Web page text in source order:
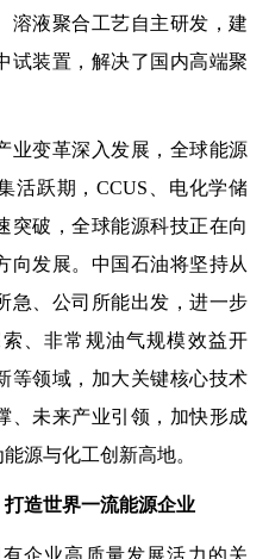
溶液聚合工艺自主研发，建
试装置，解决了国内高端聚
变革深入发展，全球能源
活跃期，CCUS、电化学储
突破，全球能源科技正在向
向发展。中国石油将坚持从
急、公司所能出发，进一步
、非常规油气规模效益开
等领域，加大关键核心技术
、未来产业引领，加快形成
能源与化工创新高地。
造世界一流能源企业
业高质量发展活力的关